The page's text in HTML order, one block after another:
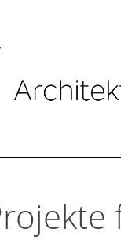
Effizienz: das